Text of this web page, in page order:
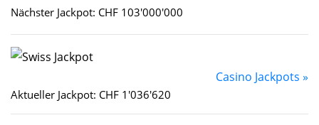
Nächster Jackpot: CHF 103'000'000
Casino Jackpots »
Aktueller Jackpot: CHF 1'036'620